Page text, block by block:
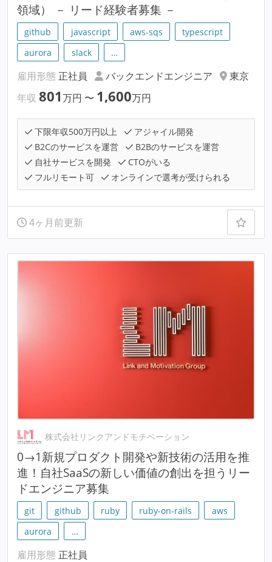
領域） － リード経験者募集 －
github javascript aws-sqs
typescript
aurora
slack …
雇用形態 正社員 バックエンドエンジニア
東京
年収 801万円 〜 1,600万円
下限年収500万円以上
アジャイル開発
B2Cのサービスを運営
B2Bのサービスを運営
自社サービスを開発
CTOがいる
フルリモート可
オンラインで選考が受けられる
4ヶ月前更新
株式会社リンクアンドモチベーション
0→1新規プロダクト開発や新技術の活用を推
進！自社SaaSの新しい価値の創出を担うリー
ドエンジニア募集
git github ruby ruby-on-rails
aws
aurora
…
雇用形態 正社員